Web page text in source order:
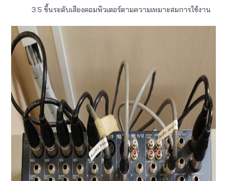
3.5 ขึ้นระดับเสียงคอมพิวเตอร์ตามความเหมาะสมการใช้งาน